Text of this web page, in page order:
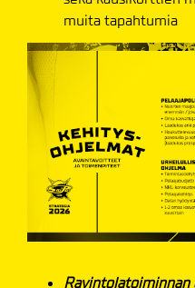
muita tapahtumia